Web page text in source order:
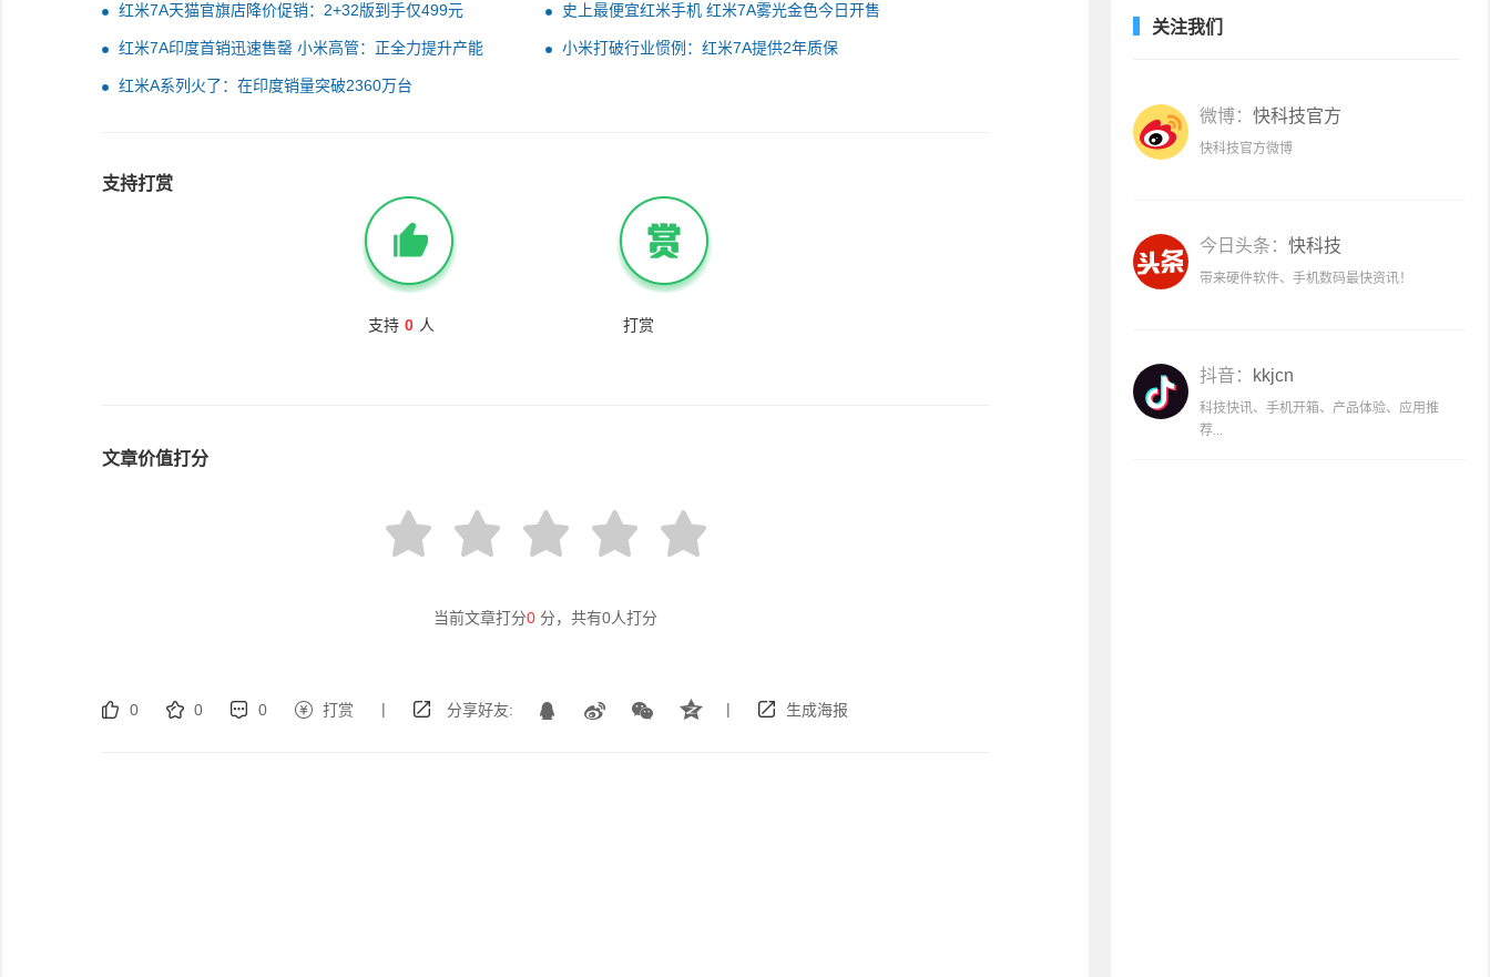
红米7A天猫官旗店降价促销：2+32版到手仅499元 史上最便宜红米手机 红米7A雾光金色今日开售
红米7A印度首销迅速售罄 小米高管：正全力提升产能 小米打破行业惯例：红米7A提供2年质保
红米A系列火了：在印度销量突破2360万台
支持打赏
支持 0 人 打赏
文章价值打分
当前文章打分0 分，共有0人打分
0 0 0 打赏 | 分享好友: | 生成海报
关注我们
微博： 快科技官方
快科技官方微博
今日头条： 快科技
带来硬件软件、手机数码最快资讯！
抖音： kkjcn
科技快讯、手机开箱、产品体验、应用推
荐...